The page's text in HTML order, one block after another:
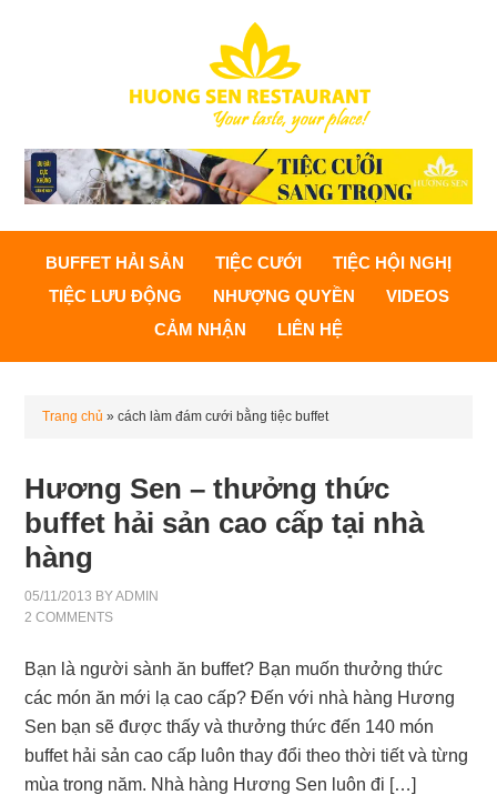
BUFFET HẢI SẢN TIỆC CƯỚI
TIỆC HỘI NGHỊ
TIỆC LƯU ĐỘNG
NHƯỢNG QUYỀN
VIDEOS
CẢM NHẬN
LIÊN HỆ
Trang chủ »cách làm đám cưới bằng tiệc buffet
Hương Sen – thưởng thức
buffet hải sản cao cấp tại nhà
hàng
05/11/2013 BYADMIN
2 COMMENTS
Bạn là người sành ăn buffet? Bạn muốn thưởng thức
các món ăn mới lạ cao cấp? Đến với nhà hàng Hương
Sen bạn sẽ được thấy và thưởng thức đến 140 món
buffet hải sản cao cấp luôn thay đổi theo thời tiết và từng
mùa trong năm. Nhà hàng Hương Sen luôn đi […]